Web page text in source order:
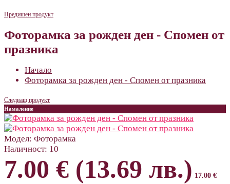
Предишен продукт
Фоторамка за рожден ден - Спомен от
празника
Начало
Фоторамка за рожден ден - Спомен от празника
Следващ продукт
Намаление
Модел: Фоторамка
Наличност: 10
7.00 € (13.69 лв.) 17.00 €